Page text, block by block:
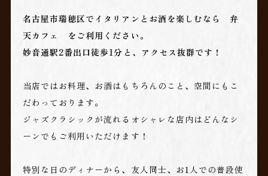
名古屋市瑞穂区でイタリアンとお酒を楽しむなら 弁
天カフェ をご利用ください。
妙音通駅2番出口徒歩1分と、アクセス抜群です！
当店ではお料理、お酒はもちろんのこと、空間にもこ
だわっております。
ジャズクラシックが流れるオシャレな店内はどんなシ
ーンでもご利用いただけます！
特別な日のディナーから、友人同士、お1人での普段使